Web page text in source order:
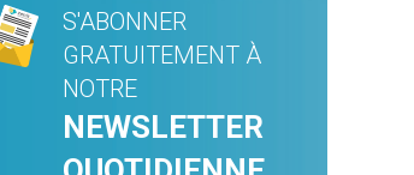
S'ABONNER
GRATUITEMENT À
NOTRE
NEWSLETTER